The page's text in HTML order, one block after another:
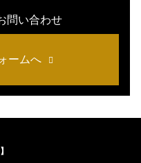
問い合わせ
ームへ